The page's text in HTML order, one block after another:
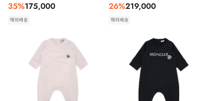
35%175,000
해외배송
26%219,000
해외배송